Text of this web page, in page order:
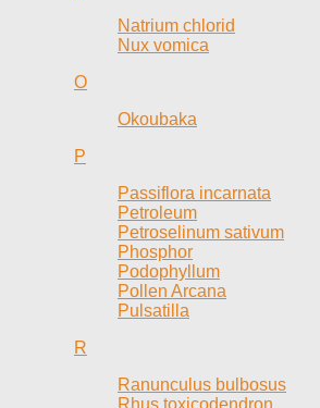
Natrium chlorid
Nux vomica
O
Okoubaka
P
Passiflora incarnata
Petroleum
Petroselinum sativum
Phosphor
Podophyllum
Pollen Arcana
Pulsatilla
R
Ranunculus bulbosus
Rhus toxicodendron